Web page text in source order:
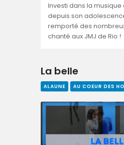
Investi dans la
depuis son
remporté des
chanté aux JMJ de Rio !
La belle
ALAUNE AU COEUR DES